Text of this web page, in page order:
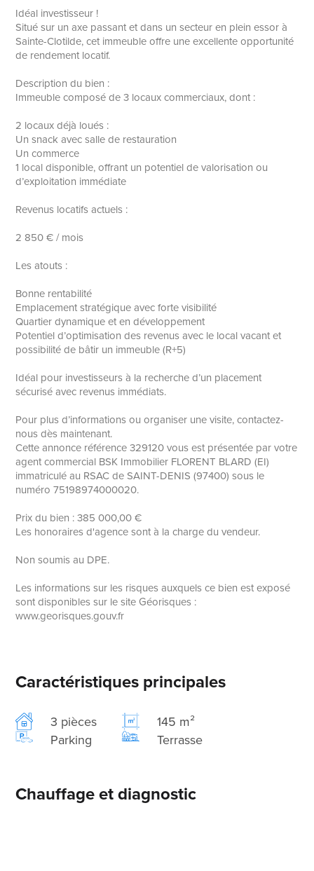
Idéal investisseur !
Situé sur un axe passant et dans un secteur en plein essor à
Sainte-Clotilde, cet immeuble offre une excellente opportunité
de rendement locatif.
Description du bien :
Immeuble composé de 3 locaux commerciaux, dont :
2 locaux déjà loués :
Un snack avec salle de restauration
Un commerce
1 local disponible, offrant un potentiel de valorisation ou
d’exploitation immédiate
Revenus locatifs actuels :
2 850 € / mois
Les atouts :
Bonne rentabilité
Emplacement stratégique avec forte visibilité
Quartier dynamique et en développement
Potentiel d’optimisation des revenus avec le local vacant et
possibilité de bâtir un immeuble (R+5)
Idéal pour investisseurs à la recherche d’un placement
sécurisé avec revenus immédiats.
Pour plus d’informations ou organiser une visite, contactez-
nous dès maintenant.
Cette annonce référence 329120 vous est présentée par votre
agent commercial BSK Immobilier FLORENT BLARD (EI)
immatriculé au RSAC de SAINT-DENIS (97400) sous le
numéro 75198974000020.
Prix du bien : 385 000,00 €
Les honoraires d'agence sont à la charge du vendeur.
Non soumis au DPE.
Les informations sur les risques auxquels ce bien est exposé
sont disponibles sur le site Géorisques :
www.georisques.gouv.fr
Caractéristiques principales
3 pièces
145 m²
Parking
Terrasse
Chauffage et diagnostic